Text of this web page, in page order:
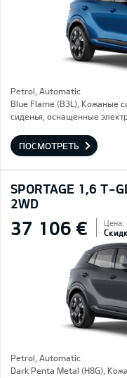
Petrol, Automatic
Blue Flame (B3L), Кожаные
сиденья, оснащенные
ПОСМОТРЕТЬ
SPORTAGE 1,6 T-
2WD
37 106 € Цена:
Petrol, Automatic
Dark Penta Metal (H8G),